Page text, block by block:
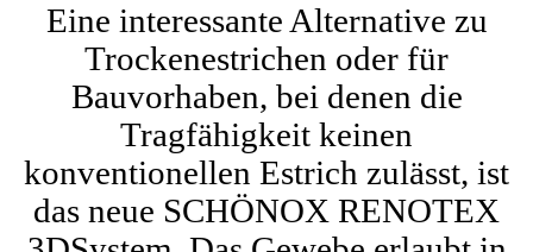
Eine interessante Alternative zu
Trockenestrichen oder für
Bauvorhaben, bei denen die
Tragfähigkeit keinen
konventionellen Estrich zulässt, ist
das neue SCHÖNOX RENOTEX